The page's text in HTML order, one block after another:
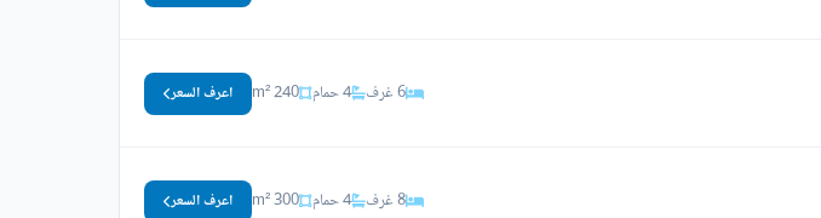
6 غرف 4 حمام 240 m² اعرف السعر
8 غرف 4 حمام 300 m² اعرف السعر